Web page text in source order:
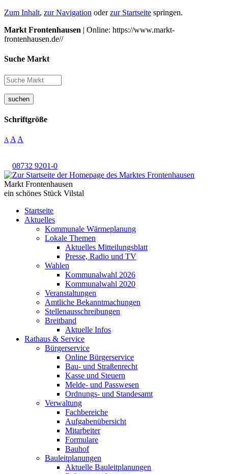
Zum Inhalt, zur Navigation oderzur Startseite springen.
Markt Frontenhausen | Online: https://www.markt-
frontenhausen.de//
Suche Markt
suchen
Schriftgröße
A A A
08732 9201-0
Markt Frontenhausen
ein schönes Stück Vilstal
Startseite
Aktuelles
Kommunale Wärmeplanung
Lokale Themen
Aktuelles Mitteilungsblatt
Presse, Radio und TV
Wahlen
Kommunalwahl 2026
Kommunalwahl 2020
Veranstaltungen
Amtliche Bekanntmachungen
Stellenausschreibungen
Breitband
Aktuelle Infos
Rathaus & Service
Bürgerservice
Online Bürgerservice
Bau- und Straßenrecht
Kasse und Steuern
Melde- und Passwesen
Ordnungs- und Standesamt
Verwaltung
Fachbereiche
Aufgabenübersicht
Mitarbeiter
Formulare
Bauhof
Bauleitplanungen
Aktuelle Bauleitplanungen